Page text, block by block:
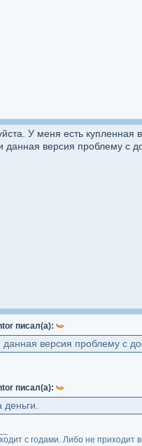
У меня есть
данная версия проблему с
писал(а):
данная версия проблему с
писал(а):
деньги.
с годами. Либо не приходит